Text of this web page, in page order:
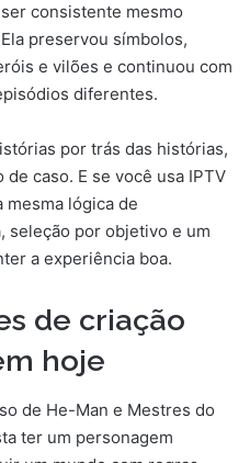
consistente mesmo
preservou símbolos,
e vilões e continuou com
diferentes.
por trás das histórias,
caso. E se você usa IPTV
mesma lógica de
seleção por objetivo e um
a experiência boa.
de criação
hoje
de He-Man e Mestres do
ter um personagem